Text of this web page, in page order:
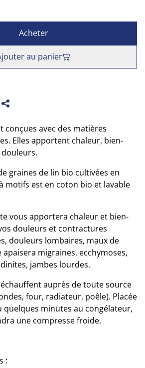
Acheter
au panier
conçues avec des matières
Elles apportent chaleur, bien-
graines de lin bio cultivées en
motifs est en coton bio et lavable
vous apportera chaleur et bien-
douleurs et contractures
douleurs lombaires, maux de
apaisera migraines, ecchymoses,
jambes lourdes.
auprès de toute source
four, radiateur, poêle). Placée
minutes au congélateur,
une compresse froide.
: